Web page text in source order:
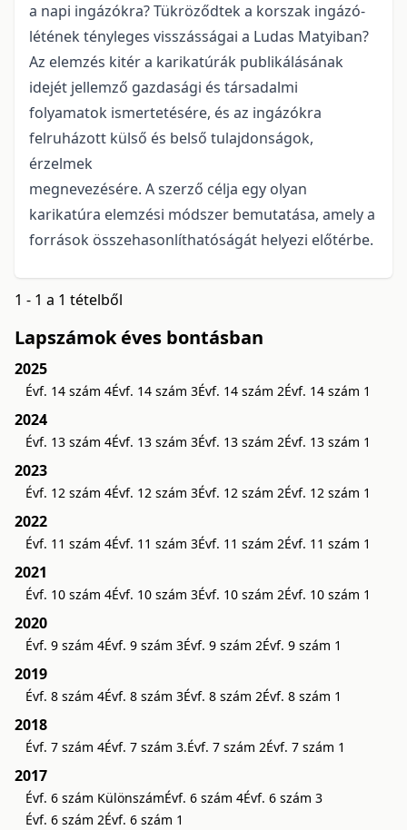
a napi ingázókra? Tükröződtek a korszak ingázó-
létének tényleges visszásságai a Ludas Matyiban?
Az elemzés kitér a karikatúrák publikálásának
idejét jellemző gazdasági és társadalmi
folyamatok ismertetésére, és az ingázókra
felruházott külső és belső tulajdonságok,
érzelmek
megnevezésére. A szerző célja egy olyan
karikatúra elemzési módszer bemutatása, amely a
források összehasonlíthatóságát helyezi előtérbe.
1 - 1 a 1 tételből
Lapszámok éves bontásban
2025
Évf. 14 szám 4Évf. 14 szám 3Évf. 14 szám 2Évf. 14 szám 1
2024
Évf. 13 szám 4Évf. 13 szám 3Évf. 13 szám 2Évf. 13 szám 1
2023
Évf. 12 szám 4Évf. 12 szám 3Évf. 12 szám 2Évf. 12 szám 1
2022
Évf. 11 szám 4Évf. 11 szám 3Évf. 11 szám 2Évf. 11 szám 1
2021
Évf. 10 szám 4Évf. 10 szám 3Évf. 10 szám 2Évf. 10 szám 1
2020
Évf. 9 szám 4Évf. 9 szám 3Évf. 9 szám 2Évf. 9 szám 1
2019
Évf. 8 szám 4Évf. 8 szám 3Évf. 8 szám 2Évf. 8 szám 1
2018
Évf. 7 szám 4Évf. 7 szám 3.Évf. 7 szám 2Évf. 7 szám 1
2017
Évf. 6 szám KülönszámÉvf. 6 szám 4Évf. 6 szám 3
Évf. 6 szám 2Évf. 6 szám 1